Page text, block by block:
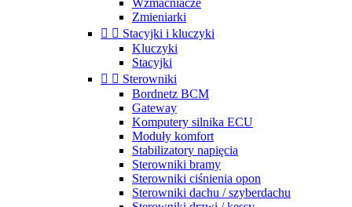
Wzmacniacze
Zmieniarki
  Stacyjki i kluczyki
Kluczyki
Stacyjki
  Sterowniki
Bordnetz BCM
Gateway
Komputery silnika ECU
Moduły komfort
Stabilizatory napięcia
Sterowniki bramy
Sterowniki ciśnienia opon
Sterowniki dachu / szyberdachu